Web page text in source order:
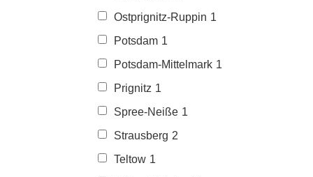
Ostprignitz-Ruppin 1
Potsdam 1
Potsdam-Mittelmark 1
Prignitz 1
Spree-Neiße 1
Strausberg 2
Teltow 1